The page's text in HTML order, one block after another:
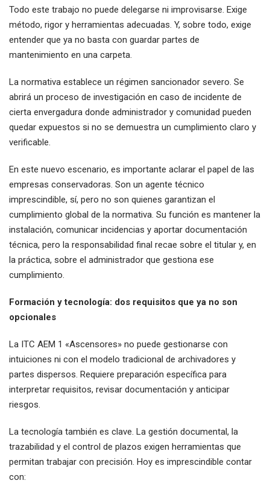
Todo este trabajo no puede delegarse ni improvisarse. Exige
método, rigor y herramientas adecuadas. Y, sobre todo, exige
entender que ya no basta con guardar partes de
mantenimiento en una carpeta.
La normativa establece un régimen sancionador severo. Se
abrirá un proceso de investigación en caso de incidente de
cierta envergadura donde administrador y comunidad pueden
quedar expuestos si no se demuestra un cumplimiento claro y
verificable.
En este nuevo escenario, es importante aclarar el papel de las
empresas conservadoras. Son un agente técnico
imprescindible, sí, pero no son quienes garantizan el
cumplimiento global de la normativa. Su función es mantener la
instalación, comunicar incidencias y aportar documentación
técnica, pero la responsabilidad final recae sobre el titular y, en
la práctica, sobre el administrador que gestiona ese
cumplimiento.
Formación y tecnología: dos requisitos que ya no son
opcionales
La ITC AEM 1 «Ascensores» no puede gestionarse con
intuiciones ni con el modelo tradicional de archivadores y
partes dispersos. Requiere preparación específica para
interpretar requisitos, revisar documentación y anticipar
riesgos.
La tecnología también es clave. La gestión documental, la
trazabilidad y el control de plazos exigen herramientas que
permitan trabajar con precisión. Hoy es imprescindible contar
con: